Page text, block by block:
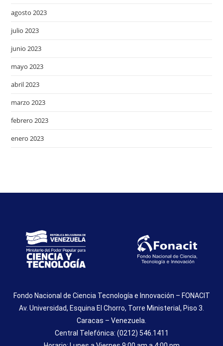
agosto 2023
julio 2023
junio 2023
mayo 2023
abril 2023
marzo 2023
febrero 2023
enero 2023
Fondo Nacional de Ciencia Tecnología e Innovación – FONACIT
Av. Universidad, Esquina El Chorro, Torre Ministerial, Piso 3.
Caracas – Venezuela.
Central Telefónica: (0212) 546.1411